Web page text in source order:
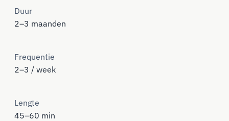
Duur
2–3 maanden
Frequentie
2–3 / week
Lengte
45–60 min